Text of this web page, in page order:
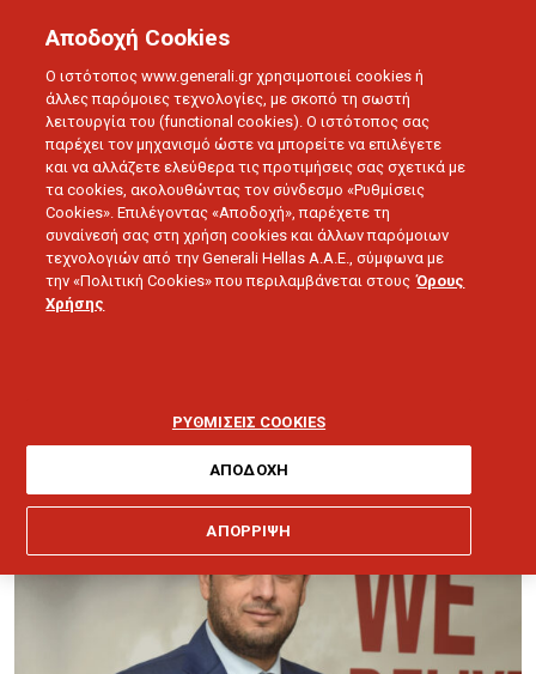
GENERALI NEWS
Συνεντεύξεις
ΤΑ ΝΕΑ ΤΗΣ GENERALI ΣΥΝΕΝΤΕΥΞΕΙΣ
Αποδοχή Cookies
Ο ιστότοπος www.generali.gr χρησιμοποιεί cookies ή
άλλες παρόμοιες τεχνολογίες, με σκοπό τη σωστή
λειτουργία του (functional cookies). Ο ιστότοπος σας
παρέχει τον μηχανισμό ώστε να μπορείτε να επιλέγετε
και να αλλάζετε ελεύθερα τις προτιμήσεις σας σχετικά με
τα cookies, ακολουθώντας τον σύνδεσμο «Ρυθμίσεις
Cookies». Επιλέγοντας «Αποδοχή», παρέχετε τη
συναίνεσή σας στη χρήση cookies και άλλων παρόμοιων
τεχνολογιών από την Generali Hellas A.A.E., σύμφωνα με
την «Πολιτική Cookies» που περιλαμβάνεται στους Όρους
Χρήσης
ΡΥΘΜΙΣΕΙΣ COOKIES
ΑΠΟΡΡΙΨΗ
ΑΠΟΔΟΧΗ